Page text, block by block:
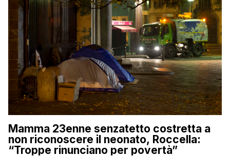
Mamma 23enne senzatetto costretta a
non riconoscere il neonato, Roccella:
“Troppe rinunciano per povertà”